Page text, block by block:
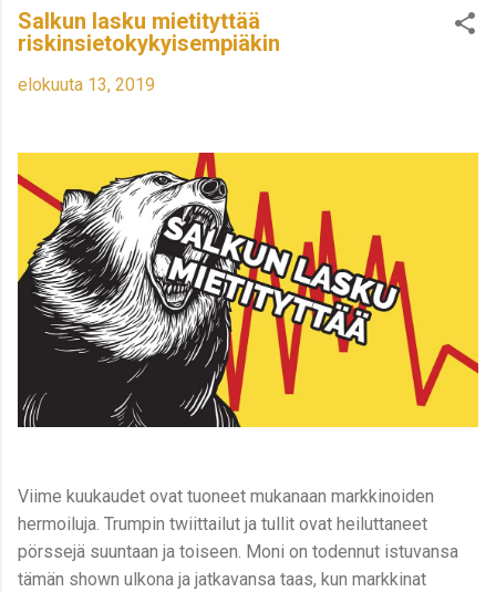
Salkun lasku mietityttää
riskinsietokykyisempiäkin
elokuuta 13, 2019
Viime kuukaudet ovat tuoneet mukanaan markkinoiden
hermoiluja. Trumpin twiittailut ja tullit ovat heiluttaneet
pörssejä suuntaan ja toiseen. Moni on todennut istuvansa
tämän shown ulkona ja jatkavansa taas, kun markkinat